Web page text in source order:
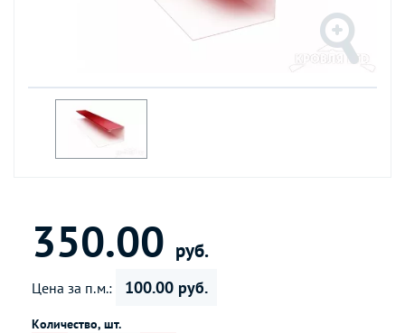
350.00 руб.
Цена за п.м.: 100.00 руб.
Количество, шт.